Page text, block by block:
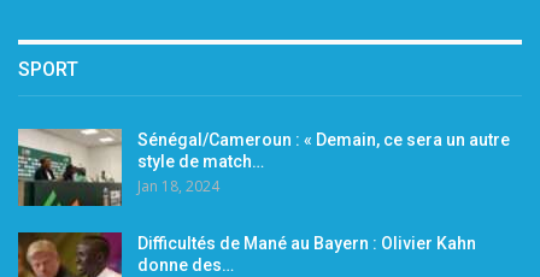
SPORT
Sénégal/Cameroun : « Demain, ce sera un autre
style de match…
Jan 18, 2024
Difficultés de Mané au Bayern : Olivier Kahn
donne des…